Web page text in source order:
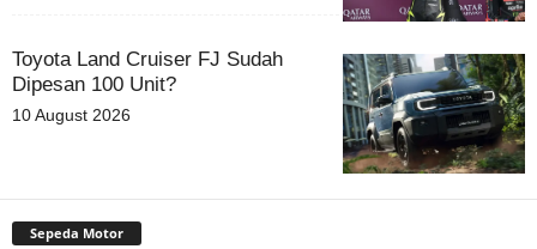
Toyota Land Cruiser FJ Sudah
Dipesan 100 Unit?
10 August 2026
Sepeda Motor